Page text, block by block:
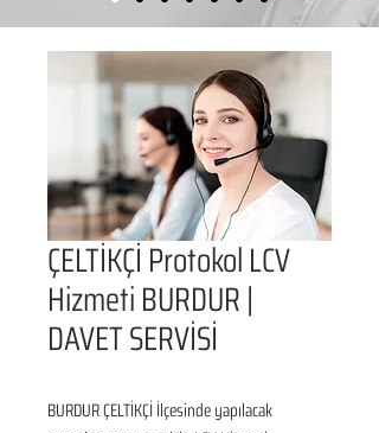
ÇELTİKÇİ Protokol LCV
Hizmeti BURDUR |
DAVET SERVİSİ
BURDUR ÇELTİKÇİ İlçesinde yapılacak